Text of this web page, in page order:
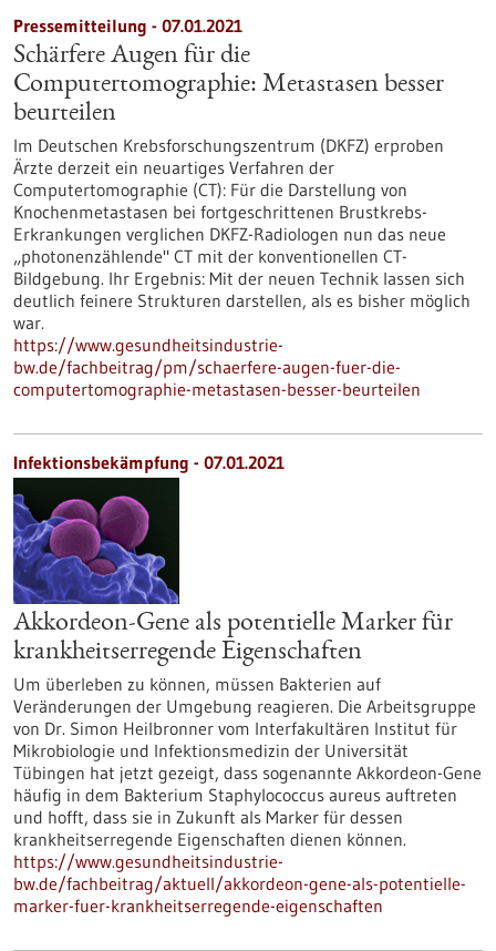
Pressemitteilung - 07.01.2021
Schärfere Augen für die
Computertomographie: Metastasen besser
beurteilen
Im Deutschen Krebsforschungszentrum (DKFZ) erproben
Ärzte derzeit ein neuartiges Verfahren der
Computertomographie (CT): Für die Darstellung von
Knochenmetastasen bei fortgeschrittenen Brustkrebs-
Erkrankungen verglichen DKFZ-Radiologen nun das neue
„photonenzählende" CT mit der konventionellen CT-
Bildgebung. Ihr Ergebnis: Mit der neuen Technik lassen sich
deutlich feinere Strukturen darstellen, als es bisher möglich
war.
https://www.gesundheitsindustrie-
bw.de/fachbeitrag/pm/schaerfere-augen-fuer-die-
computertomographie-metastasen-besser-beurteilen
Infektionsbekämpfung - 07.01.2021
Akkordeon-Gene als potentielle Marker für
krankheitserregende Eigenschaften
Um überleben zu können, müssen Bakterien auf
Veränderungen der Umgebung reagieren. Die Arbeitsgruppe
von Dr. Simon Heilbronner vom Interfakultären Institut für
Mikrobiologie und Infektionsmedizin der Universität
Tübingen hat jetzt gezeigt, dass sogenannte Akkordeon-Gene
häufig in dem Bakterium Staphylococcus aureus auftreten
und hofft, dass sie in Zukunft als Marker für dessen
krankheitserregende Eigenschaften dienen können.
https://www.gesundheitsindustrie-
bw.de/fachbeitrag/aktuell/akkordeon-gene-als-potentielle-
marker-fuer-krankheitserregende-eigenschaften